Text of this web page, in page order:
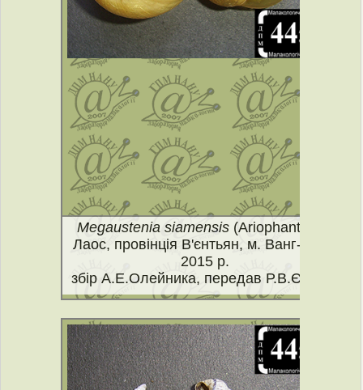
Megaustenia siamensis (Ariophantidae)
Лаос, провінція В'єнтьян, м. Ванг-В'єнг,
2015 р.
збір А.Е.Олейника, передав Р.В.Єгоров